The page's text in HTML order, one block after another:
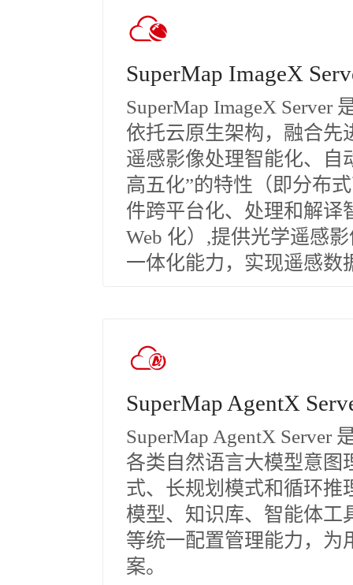
SuperMap ImageX
SuperMap ImageX Server
依托云原生架构，融合先
遥感影像处理智能化、自
高五化”的特性（即分布
件跨平台化、处理和解译
Web 化）,提供光学遥感
一体化能力，实现遥感数
SuperMap AgentX
SuperMap AgentX Server
各类自然语言大模型意图
式、长规划模式和循环推
模型、知识库、智能体工
等统一配置管理能力，为
案。